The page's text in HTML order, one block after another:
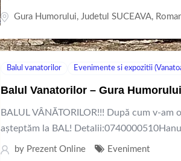
Gura Humorului, Judetul SUCEAVA,
Balul vanatorilor Evenimente si expozitii
Balul Vanatorilor – Gura
BALUL VÂNĂTORILOR!!! După cum v-am
așteptăm la BAL!
by Prezent Online Eveniment